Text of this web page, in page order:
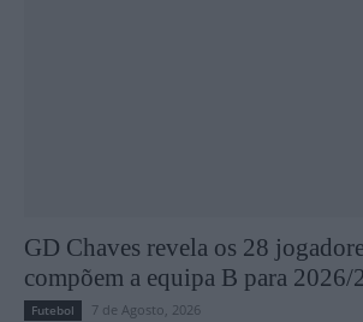
GD Chaves revela os 28
compõem a equipa B para 2026/
Futebol 7 de Agosto, 2026